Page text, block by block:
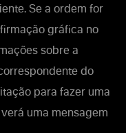
Se a ordem for
gráfica no
sobre a
do
para fazer uma
uma mensagem